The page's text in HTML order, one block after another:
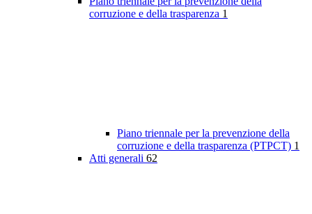
corruzione e della trasparenza 1
Piano triennale per la prevenzione della
corruzione e della trasparenza (PTPCT) 1
Atti generali 62